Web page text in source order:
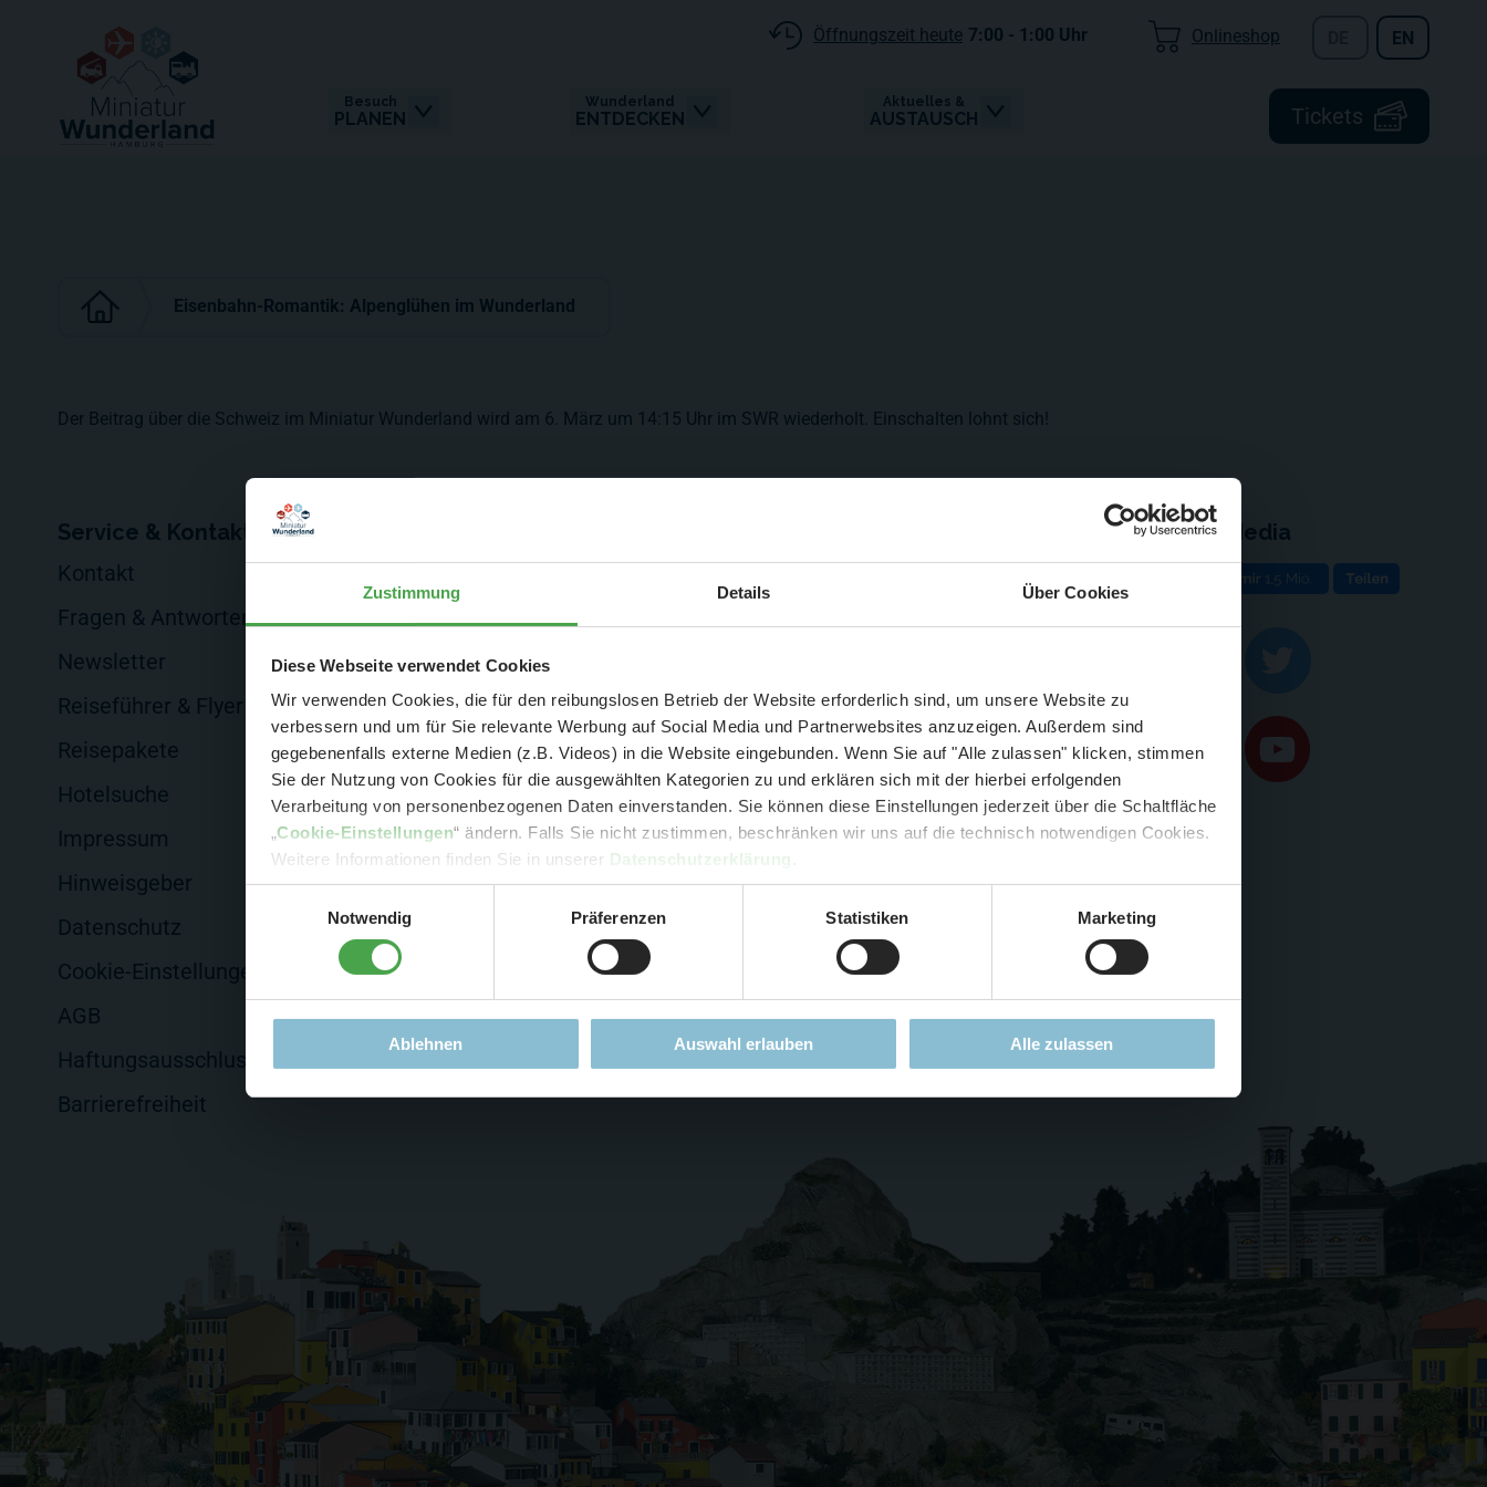
Zustimmung Details Über Cookies
Diese Webseite verwendet Cookies
Wir verwenden Cookies, die für den reibungslosen Betrieb der Website erforderlich sind, um unsere Website zu
verbessern und um für Sie relevante Werbung auf Social Media und Partnerwebsites anzuzeigen. Außerdem sind
gegebenenfalls externe Medien (z.B. Videos) in die Website eingebunden. Wenn Sie auf "Alle zulassen" klicken, stimmen
Sie der Nutzung von Cookies für die ausgewählten Kategorien zu und erklären sich mit der hierbei erfolgenden
Verarbeitung von personenbezogenen Daten einverstanden. Sie können diese Einstellungen jederzeit über die Schaltfläche
„Cookie-Einstellungen“ ändern. Falls Sie nicht zustimmen, beschränken wir uns auf die technisch notwendigen Cookies.
Weitere Informationen finden Sie in unserer Datenschutzerklärung
Notwendig
Präferenzen Statistiken Marketing
Ablehnen Auswahl erlauben Alle zulassen
Tickets
Besuch
PLANEN
Wunderland
ENTDECKEN
Aktuelles &
AUSTAUSCH
Öffnungszeit heute 7:00 - 1:00 Uhr Onlineshop EN
Eisenbahn-Romantik: Alpenglühen im Wunderland
Der Beitrag über die Schweiz im Miniatur Wunderland wird am 6. März um 14:15 Uhr im SWR wiederholt. Einschalten lohnt sich!
Service & Kontakt
Kontakt
Fragen & Antworten
Newsletter
Reiseführer & Flyer
Reisepakete
Hotelsuche
Impressum
Hinweisgeber
Datenschutz
Cookie-Einstellungen
AGB
Haftungsausschluss
Barrierefreiheit
Auftragsproduktionen
Werbung
Hotels & Verkauf
Wunderland
Pressemappe
Downloads
Social Media
Schließen
Aktuelle Mitteilung
Der Spar-Hammer: 25 % Ersparnis bei Große Pötte & kleine Züge im August
und September - ohne Wartezeit
- Abendliche Hafenrundfahrt/Lichterfahrt 🛥️
- anschließender Wunderland-BesuchOHNEWartezeit 🚂
- Audiopräsentation: "Die Geschichte des Wunderlandes"
- Currywurst und Pommes mit Getränk zum Sonderpreis von 9,00 € 🍟
-Sonderpreis nur 34,90 € (statt ca. 47,- € einzeln -